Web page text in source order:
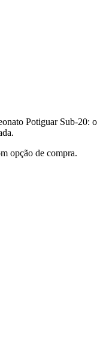
Potiguar Sub-20:
opção de compra.